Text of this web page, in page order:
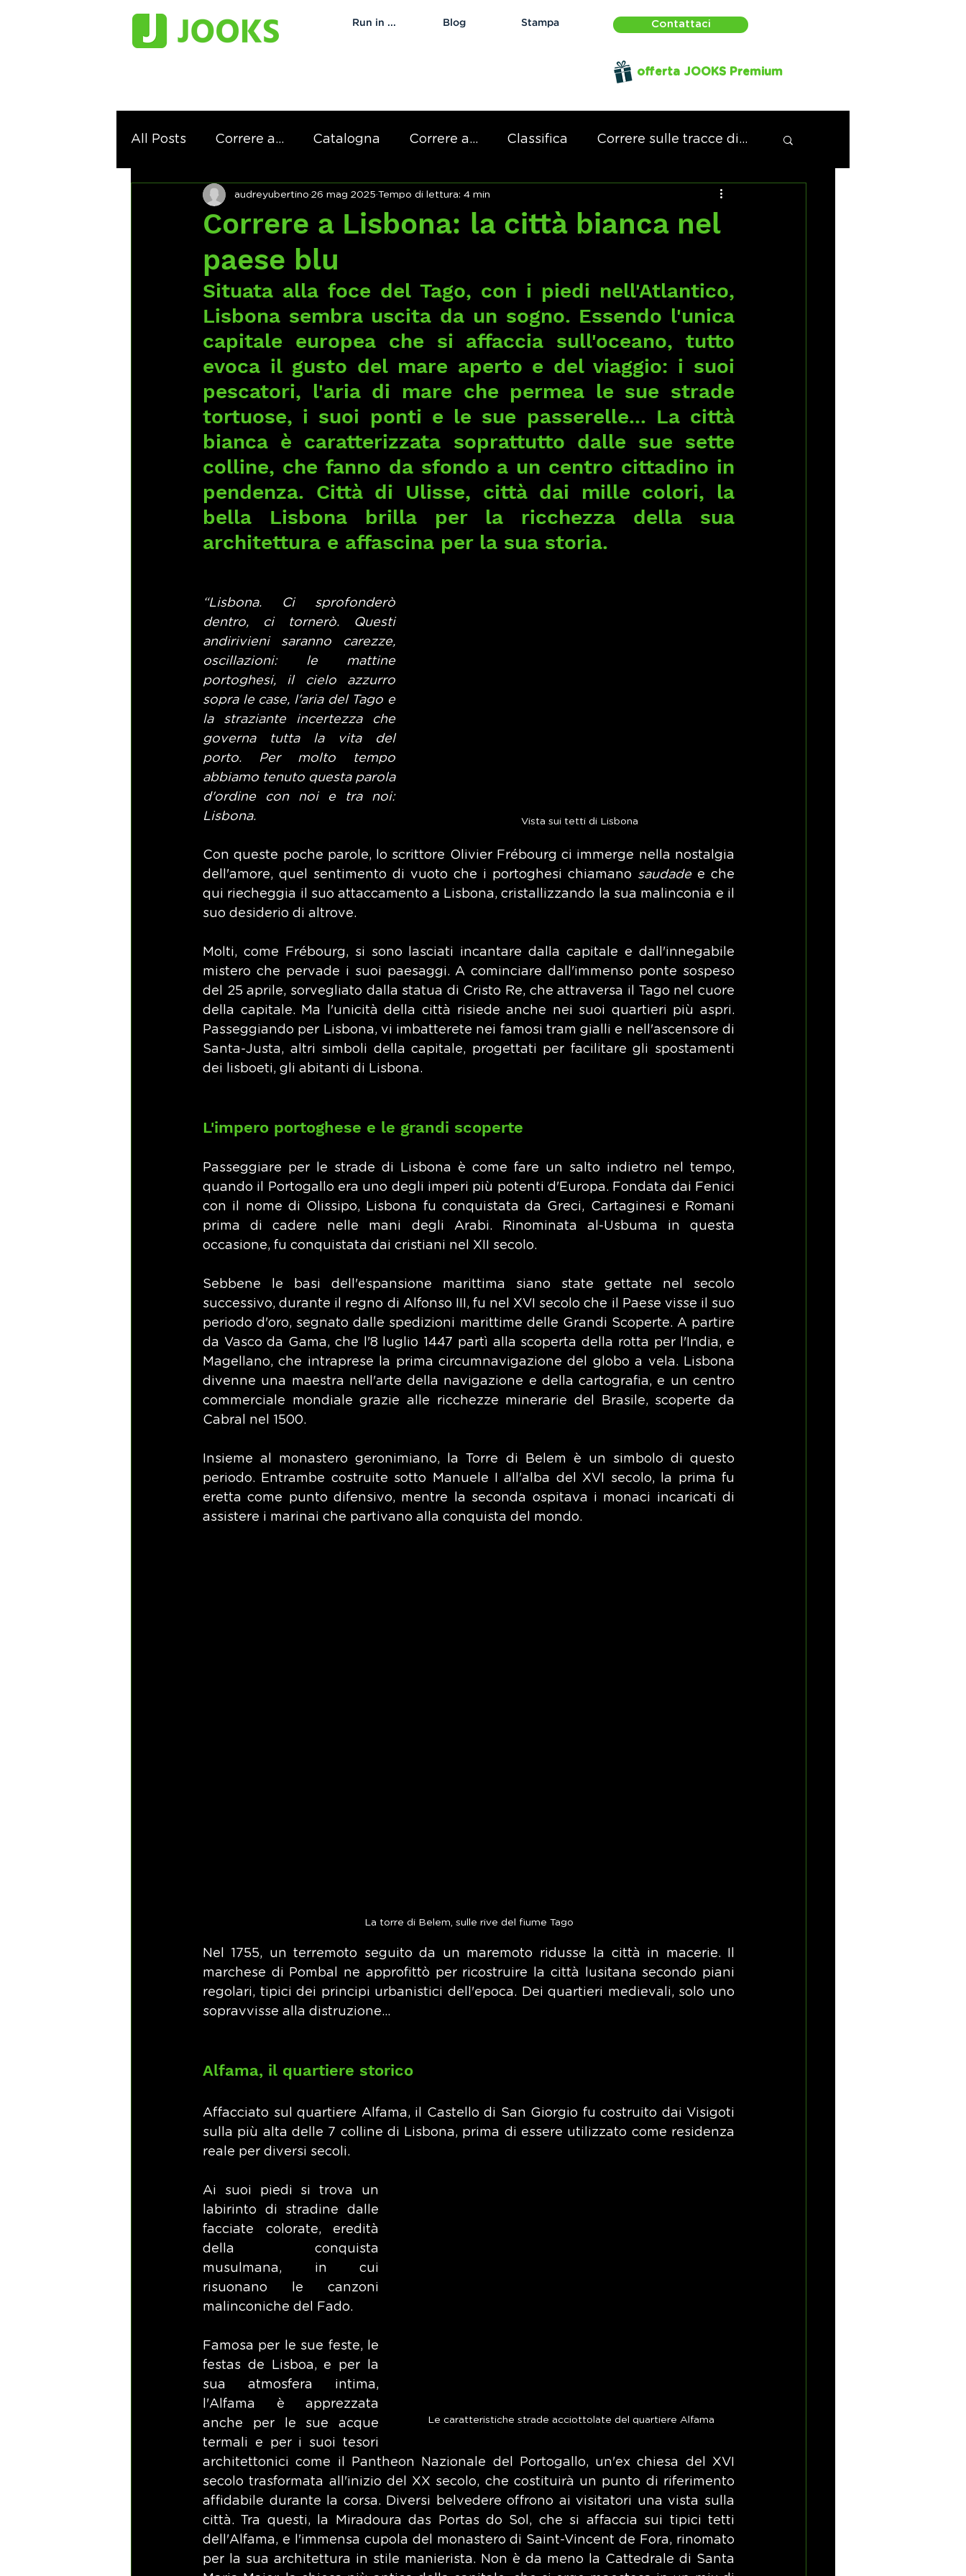
Run in ... Blog Stampa Contattaci
offerta JOOKS Premium
All Posts Correre a... Catalogna Correre a... Classifica Correre sulle tracce di...
Correre a Lisbona: la città bianca nel
paese blu
audreyubertino 26 mag 2025 Tempo di lettura: 4 min
Situata alla foce del Tago, con i piedi nell'Atlantico,
Lisbona sembra uscita da un sogno. Essendo l'unica
capitale europea che si affaccia sull'oceano, tutto
evoca il gusto del mare aperto e del viaggio: i suoi
pescatori, l'aria di mare che permea le sue strade
tortuose, i suoi ponti e le sue passerelle... La città
bianca è caratterizzata soprattutto dalle sue sette
colline, che fanno da sfondo a un centro cittadino in
pendenza. Città di Ulisse, città dai mille colori, la
bella Lisbona brilla per la ricchezza della sua
architettura e affascina per la sua storia.
Vista sui tetti di Lisbona
“Lisbona. Ci sprofonderò
dentro, ci tornerò. Questi
andirivieni saranno carezze,
oscillazioni: le mattine
portoghesi, il cielo azzurro
sopra le case, l'aria del Tago e
la straziante incertezza che
governa tutta la vita del
porto. Per molto tempo
abbiamo tenuto questa parola
d'ordine con noi e tra noi:
Lisbona.
Con queste poche parole, lo scrittore Olivier Frébourg ci immerge nella nostalgia
dell'amore, quel sentimento di vuoto che i portoghesi chiamano saudade e che
qui riecheggia il suo attaccamento a Lisbona, cristallizzando la sua malinconia e il
suo desiderio di altrove.
Molti, come Frébourg, si sono lasciati incantare dalla capitale e dall'innegabile
mistero che pervade i suoi paesaggi. A cominciare dall'immenso ponte sospeso
del 25 aprile, sorvegliato dalla statua di Cristo Re, che attraversa il Tago nel cuore
della capitale. Ma l'unicità della città risiede anche nei suoi quartieri più aspri.
Passeggiando per Lisbona, vi imbatterete nei famosi tram gialli e nell'ascensore di
Santa-Justa, altri simboli della capitale, progettati per facilitare gli spostamenti
dei lisboeti, gli abitanti di Lisbona.
L'impero portoghese e le grandi scoperte
Passeggiare per le strade di Lisbona è come fare un salto indietro nel tempo,
quando il Portogallo era uno degli imperi più potenti d'Europa. Fondata dai Fenici
con il nome di Olissipo, Lisbona fu conquistata da Greci, Cartaginesi e Romani
prima di cadere nelle mani degli Arabi. Rinominata al-Usbuma in questa
occasione, fu conquistata dai cristiani nel XII secolo.
Sebbene le basi dell'espansione marittima siano state gettate nel secolo
successivo, durante il regno di Alfonso III, fu nel XVI secolo che il Paese visse il suo
periodo d'oro, segnato dalle spedizioni marittime delle Grandi Scoperte. A partire
da Vasco da Gama, che l'8 luglio 1447 partì alla scoperta della rotta per l'India, e
Magellano, che intraprese la prima circumnavigazione del globo a vela. Lisbona
divenne una maestra nell'arte della navigazione e della cartografia, e un centro
commerciale mondiale grazie alle ricchezze minerarie del Brasile, scoperte da
Cabral nel 1500.
Insieme al monastero geronimiano, la Torre di Belem è un simbolo di questo
periodo. Entrambe costruite sotto Manuele I all'alba del XVI secolo, la prima fu
eretta come punto difensivo, mentre la seconda ospitava i monaci incaricati di
assistere i marinai che partivano alla conquista del mondo.
La torre di Belem, sulle rive del fiume Tago
Nel 1755, un terremoto seguito da un maremoto ridusse la città in macerie. Il
marchese di Pombal ne approfittò per ricostruire la città lusitana secondo piani
regolari, tipici dei principi urbanistici dell'epoca. Dei quartieri medievali, solo uno
sopravvisse alla distruzione...
Alfama, il quartiere storico
Affacciato sul quartiere Alfama, il Castello di San Giorgio fu costruito dai Visigoti
sulla più alta delle 7 colline di Lisbona, prima di essere utilizzato come residenza
reale per diversi secoli.
Le caratteristiche strade acciottolate del quartiere Alfama
Ai suoi piedi si trova un
labirinto di stradine dalle
facciate colorate, eredità
della conquista
musulmana, in cui
risuonano le canzoni
malinconiche del Fado.
Famosa per le sue feste, le
festas de Lisboa, e per la
sua atmosfera intima,
l'Alfama è apprezzata
anche per le sue acque
termali e per i suoi tesori
architettonici come il Pantheon Nazionale del Portogallo, un'ex chiesa del XVI
secolo trasformata all'inizio del XX secolo, che costituirà un punto di riferimento
affidabile durante la corsa. Diversi belvedere offrono ai visitatori una vista sulla
città. Tra questi, la Miradoura das Portas do Sol, che si affaccia sui tipici tetti
dell'Alfama, e l'immensa cupola del monastero di Saint-Vincent de Fora, rinomato
per la sua architettura in stile manierista. Non è da meno la Cattedrale di Santa